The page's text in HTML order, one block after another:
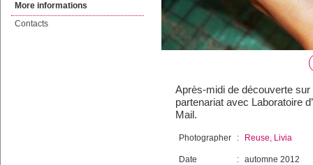
More informations
Contacts
Après-midi de découverte
partenariat avec Laboratoire
Mail.
Photographer : Reuse, Livia
Date : automne 2012